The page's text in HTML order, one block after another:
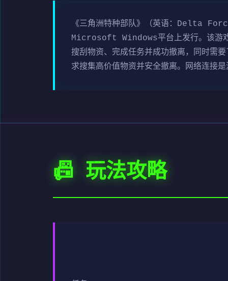
《三角洲特种部队》（英语：Delta
Microsoft Windows平台上发行。该游戏
搜刮物资、完成任务并成功撤离，同时需
求搜集高价值物资并安全撤离。网络连接
📠 玩法攻略